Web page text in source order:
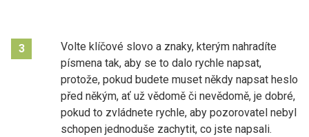
3
Volte klíčové slovo a znaky, kterým nahradíte
písmena tak, aby se to dalo rychle napsat,
protože, pokud budete muset někdy napsat heslo
před někým, ať už vědomě či nevědomě, je dobré,
pokud to zvládnete rychle, aby pozorovatel nebyl
schopen jednoduše zachytit, co jste napsali.